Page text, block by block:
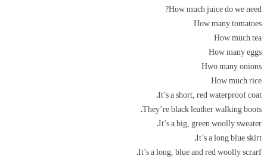
How much juice do we need?
How many tomatoes
How much tea
How many eggs
Hwo many onions
How much rice
It’s a short, red waterproof coat.
They’re black leather walking boots.
It’s a big, green woolly sweater.
It’s a long blue skirt.
It’s a long, blue and red woolly scrarf.